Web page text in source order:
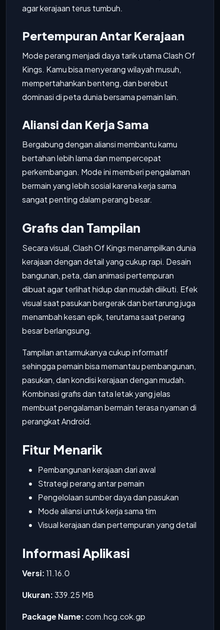
agar kerajaan terus tumbuh.
Pertempuran Antar Kerajaan
Mode perang menjadi daya tarik utama Clash Of
Kings. Kamu bisa menyerang wilayah musuh,
mempertahankan benteng, dan berebut
dominasi di peta dunia bersama pemain lain.
Aliansi dan Kerja Sama
Bergabung dengan aliansi membantu kamu
bertahan lebih lama dan mempercepat
perkembangan. Mode ini memberi pengalaman
bermain yang lebih sosial karena kerja sama
sangat penting dalam perang besar.
Grafis dan Tampilan
Secara visual, Clash Of Kings menampilkan dunia
kerajaan dengan detail yang cukup rapi. Desain
bangunan, peta, dan animasi pertempuran
dibuat agar terlihat hidup dan mudah diikuti. Efek
visual saat pasukan bergerak dan bertarung juga
menambah kesan epik, terutama saat perang
besar berlangsung.
Tampilan antarmukanya cukup informatif
sehingga pemain bisa memantau pembangunan,
pasukan, dan kondisi kerajaan dengan mudah.
Kombinasi grafis dan tata letak yang jelas
membuat pengalaman bermain terasa nyaman di
perangkat Android.
Fitur Menarik
Pembangunan kerajaan dari awal
Strategi perang antar pemain
Pengelolaan sumber daya dan pasukan
Mode aliansi untuk kerja sama tim
Visual kerajaan dan pertempuran yang detail
Informasi Aplikasi
Versi:11.16.0
Ukuran:339.25 MB
Package Name:com.hcg.cok.gp